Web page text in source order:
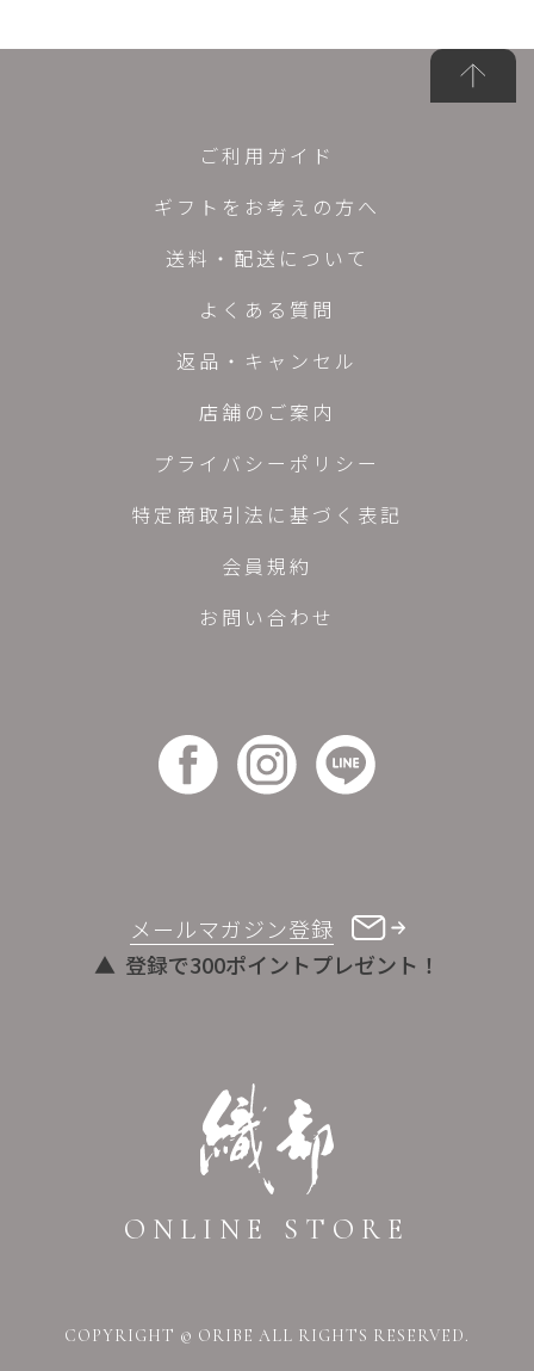
ONLINE STORE
メールマガジン登録
登録で300ポイントプレゼント！
ご利用ガイド
ギフトをお考えの方へ
送料・配送について
よくある質問
返品・キャンセル
店舗のご案内
プライバシーポリシー
特定商取引法に基づく表記
会員規約
お問い合わせ
COPYRIGHT © ORIBE ALL RIGHTS RESERVED.